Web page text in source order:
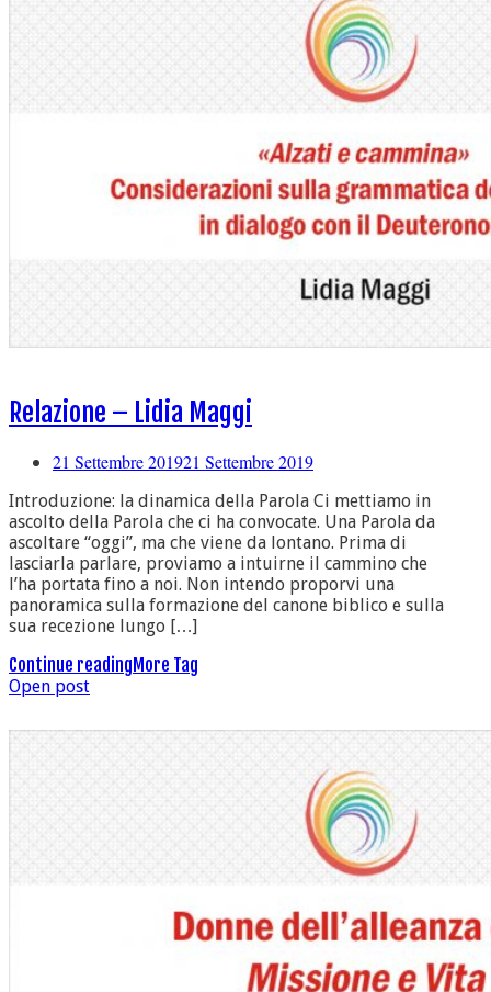
Relazione – Lidia Maggi
21 Settembre 201921 Settembre 2019
Introduzione: la dinamica della Parola Ci mettiamo in
ascolto della Parola che ci ha convocate. Una Parola da
ascoltare “oggi”, ma che viene da lontano. Prima di
lasciarla parlare, proviamo a intuirne il cammino che
l’ha portata fino a noi. Non intendo proporvi una
panoramica sulla formazione del canone biblico e sulla
sua recezione lungo […]
Continue reading More Tag
Open post